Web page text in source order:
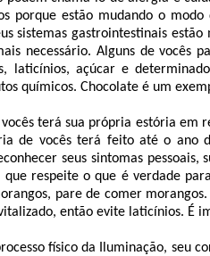
porque estão mudando o
sistemas gastrointestinais
necessário. Alguns de vocês
laticínios, açúcar e
químicos. Chocolate é um
vocês terá sua própria estória
de vocês terá feito até o ano
seus sintomas pessoais,
que respeite o que é verdade
pare de comer
então evite laticínios. É
físico da Iluminação, seu